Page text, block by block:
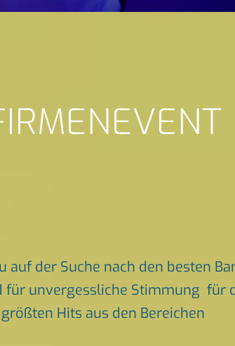
der Suche nach den besten
für unvergessliche Stimmung für
Hits aus den Bereichen